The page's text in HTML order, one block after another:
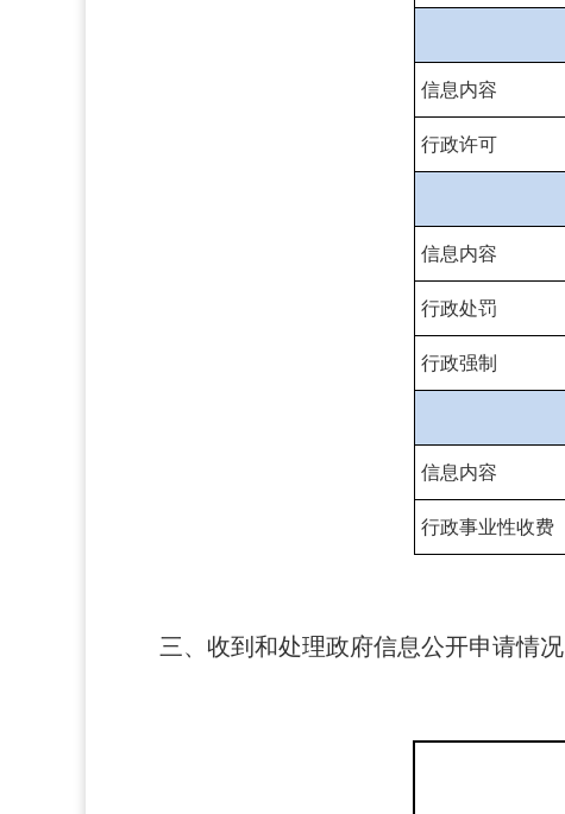
信息内容
行政许可
信息内容
行政处罚
行政强制
信息内容
行政事业性收费
三、收到和处理政府信息公开申请情况